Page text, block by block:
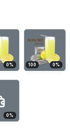
0% 100 0%
0%